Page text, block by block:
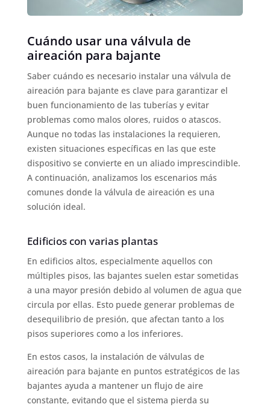
Cuándo usar una válvula de
aireación para bajante
Saber cuándo es necesario instalar una válvula de
aireación para bajante es clave para garantizar el
buen funcionamiento de las tuberías y evitar
problemas como malos olores, ruidos o atascos.
Aunque no todas las instalaciones la requieren,
existen situaciones específicas en las que este
dispositivo se convierte en un aliado imprescindible.
A continuación, analizamos los escenarios más
comunes donde la válvula de aireación es una
solución ideal.
Edificios con varias plantas
En edificios altos, especialmente aquellos con
múltiples pisos, las bajantes suelen estar sometidas
a una mayor presión debido al volumen de agua que
circula por ellas. Esto puede generar problemas de
desequilibrio de presión, que afectan tanto a los
pisos superiores como a los inferiores.
En estos casos, la instalación de válvulas de
aireación para bajante en puntos estratégicos de las
bajantes ayuda a mantener un flujo de aire
constante, evitando que el sistema pierda su